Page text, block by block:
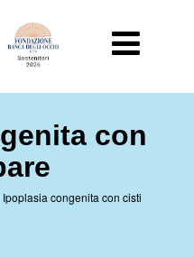
con
Ipoplasia congenita con cisti